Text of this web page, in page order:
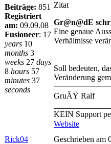
Beiträge: 851
Registriert
am: 09.09.08
Fusioneer: 17
years 10
months 3
weeks 27 days
8 hours 57
minutes 37
seconds
Zitat
Gr@n@dE
Eine genaue
Verhältnisse
Soll bedeuten,
Veränderung
GruÃŸ Ralf
KEIN Support
Website
Rick04
Geschrieben am